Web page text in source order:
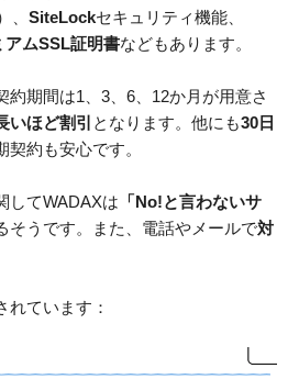
、 SiteLockセキュリティ機能、
アムSSL証明書などもあります。
約期間は1、3、6、12か月が用意さ
いほど割引 となります。他にも30日
契約も安心です。
してWADAXは 「No!と言わないサ
そうです。また、電話やメールで対
れています：